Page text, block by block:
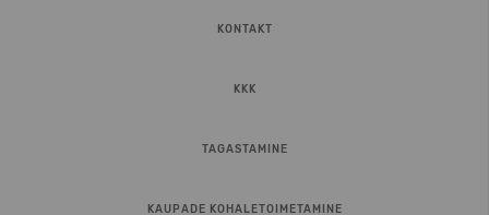
KONTAKT
KKK
TAGASTAMINE
KAUPADE KOHALETOIMETAMINE